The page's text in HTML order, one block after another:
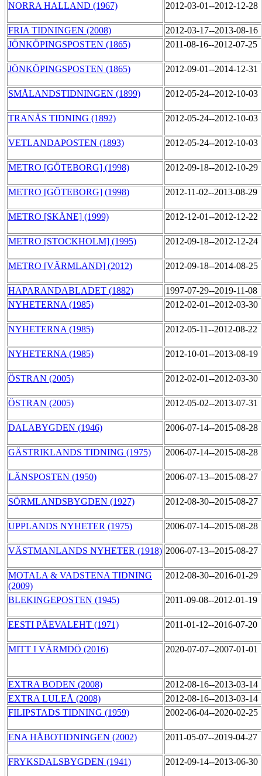
NORRA HALLAND (1967) 2012-03-01--2012-12-28
FRIA TIDNINGEN (2008)
2012-03-17--2013-08-16
JÖNKÖPINGSPOSTEN (1865)
2011-08-16--2012-07-25
JÖNKÖPINGSPOSTEN (1865) 2012-09-01--2014-12-31
SMÅLANDSTIDNINGEN (1899) 2012-05-24--2012-10-03
TRANÅS TIDNING (1892) 2012-05-24--2012-10-03
VETLANDAPOSTEN (1893) 2012-05-24--2012-10-03
METRO [GÖTEBORG] (1998) 2012-09-18--2012-10-29
METRO [GÖTEBORG] (1998) 2012-11-02--2013-08-29
METRO [SKÅNE] (1999) 2012-12-01--2012-12-22
METRO [STOCKHOLM] (1995) 2012-09-18--2012-12-24
METRO [VÄRMLAND] (2012) 2012-09-18--2014-08-25
HAPARANDABLADET (1882)
1997-07-29--2019-11-08
NYHETERNA (1985)
2012-02-01--2012-03-30
NYHETERNA (1985) 2012-05-11--2012-08-22
NYHETERNA (1985) 2012-10-01--2013-08-19
ÖSTRAN (2005) 2012-02-01--2012-03-30
ÖSTRAN (2005) 2012-05-02--2013-07-31
DALABYGDEN (1946) 2006-07-14--2015-08-28
GÄSTRIKLANDS TIDNING (1975) 2006-07-14--2015-08-28
LÄNSPOSTEN (1950) 2006-07-13--2015-08-27
SÖRMLANDSBYGDEN (1927) 2012-08-30--2015-08-27
UPPLANDS NYHETER (1975) 2006-07-14--2015-08-28
VÄSTMANLANDS NYHETER (1918) 2006-07-13--2015-08-27
MOTALA & VADSTENA TIDNING
(2009)
2012-08-30--2016-01-29
BLEKINGEPOSTEN (1945) 2011-09-08--2012-01-19
EESTI PÄEVALEHT (1971) 2011-01-12--2016-07-20
MITT I VÄRMDÖ (2016) 2020-07-07--2007-01-01
EXTRA BODEN (2008)
2012-08-16--2013-03-14
EXTRA LULEÅ (2008)
2012-08-16--2013-03-14
FILIPSTADS TIDNING (1959)
2002-06-04--2020-02-25
ENA HÅBOTIDNINGEN (2002) 2011-05-07--2019-04-27
FRYKSDALSBYGDEN (1941) 2012-09-14--2013-06-30